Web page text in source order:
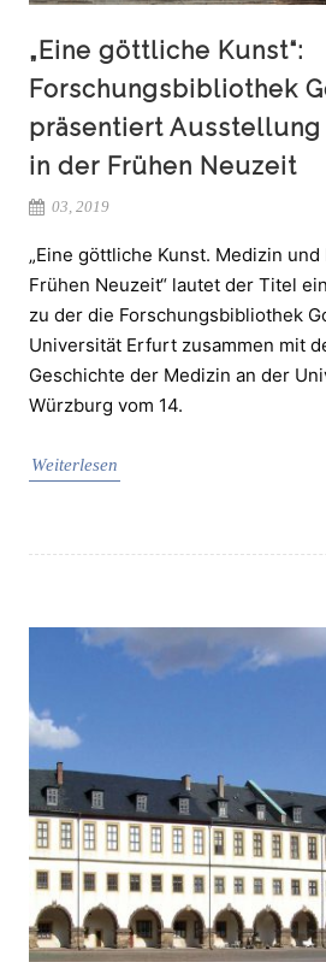
„Eine göttliche Kunst“:
Forschungsbibliothek
präsentiert
in der Frühen Neuzeit
03, 2019
„Eine göttliche Kunst. Medizin
Frühen Neuzeit“ lautet der Titel
zu der die Forschungsbibliothek
Universität Erfurt zusammen mit
Geschichte der Medizin an der
Würzburg vom 14.
Weiterlesen